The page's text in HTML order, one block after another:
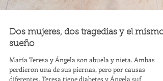
Dos mujeres, dos tragedias y el mismo
sueño
María Teresa y Ángela son abuela y nieta. Ambas